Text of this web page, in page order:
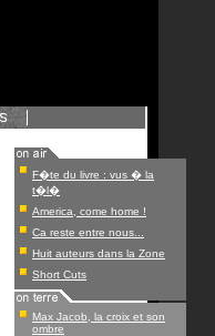
F�te du livre : vus � la
t�l�
America, come home !
Ca reste entre nous...
Huit auteurs dans la Zone
Short Cuts
Max Jacob, la croix et son
ombre